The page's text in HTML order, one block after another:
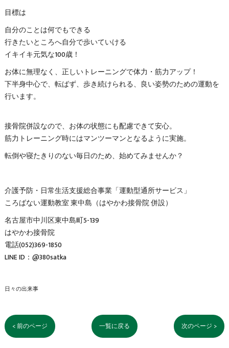
目標は
自分のことは何でもできる
行きたいところへ自分で歩いていける
イキイキ元気な100歳！
お体に無理なく、正しいトレーニングで体力・筋力アップ！
下半身中心で、転ばず、歩き続けられる、良い姿勢のための運動を
行います。
接骨院併設なので、お体の状態にも配慮できて安心。
筋力トレーニング時にはマンツーマンとなるように実施。
転倒や寝たきりのない毎日のため、始めてみませんか？
介護予防・日常生活支援総合事業「運動型通所サービス」
ころばない運動教室 東中島（はやかわ接骨院 併設）
名古屋市中川区東中島町5-139
はやかわ接骨院
電話(052)369-1850
LINE ID：@380satka
日々の出来事
< 前のページ 一覧に戻る 次のページ >